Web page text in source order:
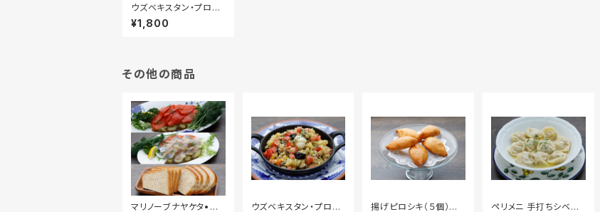
ウズベキスタン・プロフ
（２人前）冷凍
¥1,800
その他の商品
マリノーブナヤケタ•セ
ウズベキスタン・プロフ
揚げピロシキ（５個）冷
ペリメニ 手打ちシベリ